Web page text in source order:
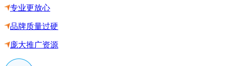
专业更放心
品牌质量过硬
庞大推广资源